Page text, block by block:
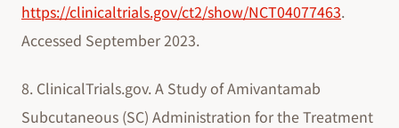
https://clinicaltrials.gov/ct2/show/NCT04077463.
Accessed September 2023.
8. ClinicalTrials.gov. A Study of Amivantamab
Subcutaneous (SC) Administration for the Treatment